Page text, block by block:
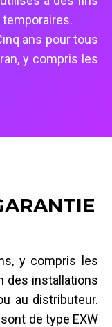
ans pour tous
y compris les
y compris les
des installations
au distributeur.
de type EXW